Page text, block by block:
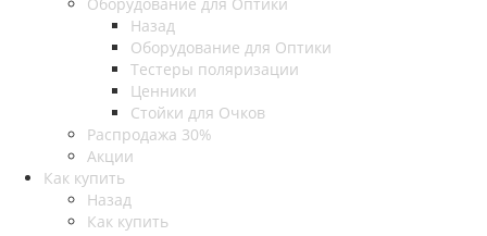
Назад
Оборудование для Оптики
Тестеры поляризации
Ценники
Стойки для Очков
Распродажа 30%
Акции
Как купить
Назад
Как купить